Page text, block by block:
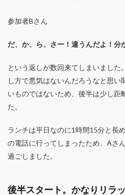
参加者Bさん
だ、か、ら、さー！違うんだよ！分
という返しが数回来てしまいました
し方で悪気はないんだろうなと思い
いものではないため、後半は少し距
た。
ランチは平日なのに1時間15分と長
の電話に行ってしまったため、Aさ
過ごしました。
後半スタート。かなりリラ